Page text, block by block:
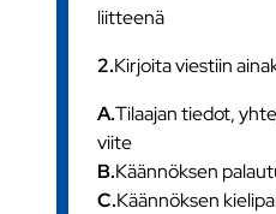
liitteenä
2.Kirjoita viestiin
A.Tilaajan tiedot,
viite
B.Käännöksen
C.Käännöksen